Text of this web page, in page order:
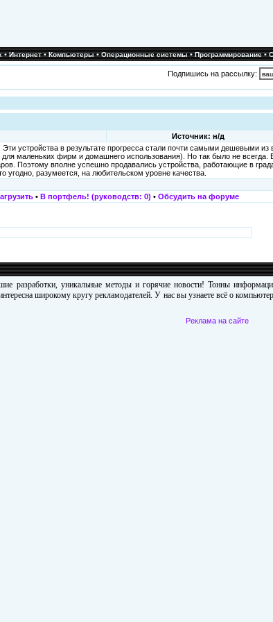
•Интернет•Компьютеры•Операционные системы•Программирование•
Подпишись на рассылку:
Источник: н/д
устройства в результате прогресса стали почти самыми дешевыми
маленьких фирм и домашнего использования). Но так было не всегда.
Поэтому вполне успешно продавались устройства, работающие в
угодно, разумеется, на любительском уровне качества.
• В портфель! (руководств: 0) • Обсудить на форуме
разработки, уникальные методы и горячие новости! Тонны
широкому кругу рекламодателей. У нас вы узнаете всё о
Реклама на сайте